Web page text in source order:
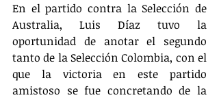
En el partido contra la Selección de
Australia, Luis Díaz tuvo la
oportunidad de anotar el segundo
tanto de la Selección Colombia, con el
que la victoria en este partido
amistoso se fue concretando de la